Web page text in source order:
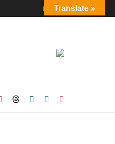
Login
Translate »